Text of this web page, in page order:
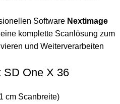
Software Nextimage
komplette Scanlösung zum
und Weiterverarbeiten
SD One X 36
cm Scanbreite)